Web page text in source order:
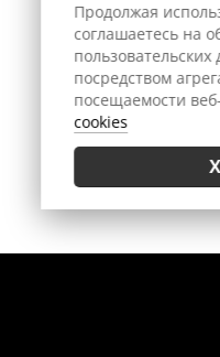
Продолжая
соглашаетесь на
посредством
посещаемости
cookies